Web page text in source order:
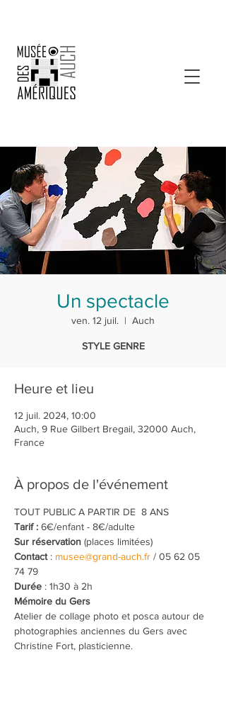
Un spectacle
ven. 12 juil.
  |
Auch
STYLE GENRE
Heure et lieu
12 juil. 2024, 10:00
Auch, 9 Rue Gilbert Bregail, 32000 Auch,
France
À propos de l'événement
TOUT PUBLIC A PARTIR DE  8 ANS
Tarif : 6€/enfant - 8€/adulte
Sur réservation (places limitées)
Contact : musee@grand-auch.fr / 05 62 05
74 79
Durée : 1h30 à 2h
Mémoire du Gers
Atelier de collage photo et posca autour de
photographies anciennes du Gers avec
Christine Fort, plasticienne.